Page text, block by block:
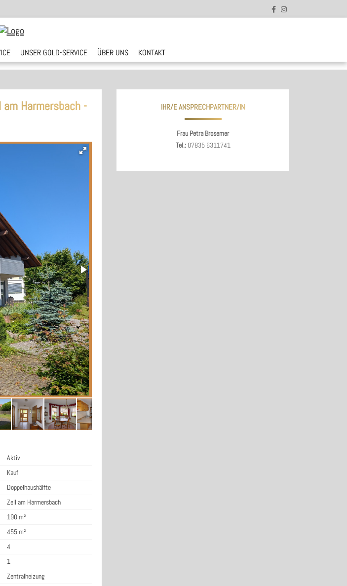
UNSER GOLD-SERVICE ÜBER UNS KONTAKT
Harmersbach -
Aktiv
Kauf
Doppelhaushälfte
Zell am Harmersbach
190 m²
455 m²
4
1
Zentralheizung
IHR/E ANSPRECHPARTNER/IN
Frau Petra Brosemer
Tel.: 07835 6311741